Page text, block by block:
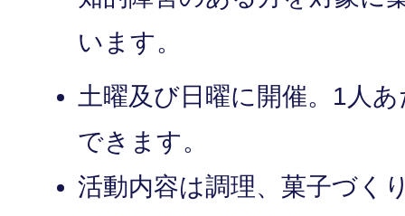
います。
土曜及び日曜に開催。1人
できます。
活動内容は調理、菓子づく